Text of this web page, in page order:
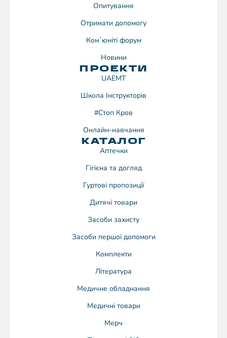
Опитування
Отримати допомогу
Комʼюніті форум
Новини
ПРОЕКТИ
UAEMT
Школа Інструкторів
#Стоп Кров
Онлайн-навчання
КАТАЛОГ
Аптечки
Гігієна та догляд
Гуртові пропозиції
Дитячі товари
Засоби захисту
Засоби першої допомоги
Комплекти
Література
Медичне обладнання
Медичні товари
Мерч